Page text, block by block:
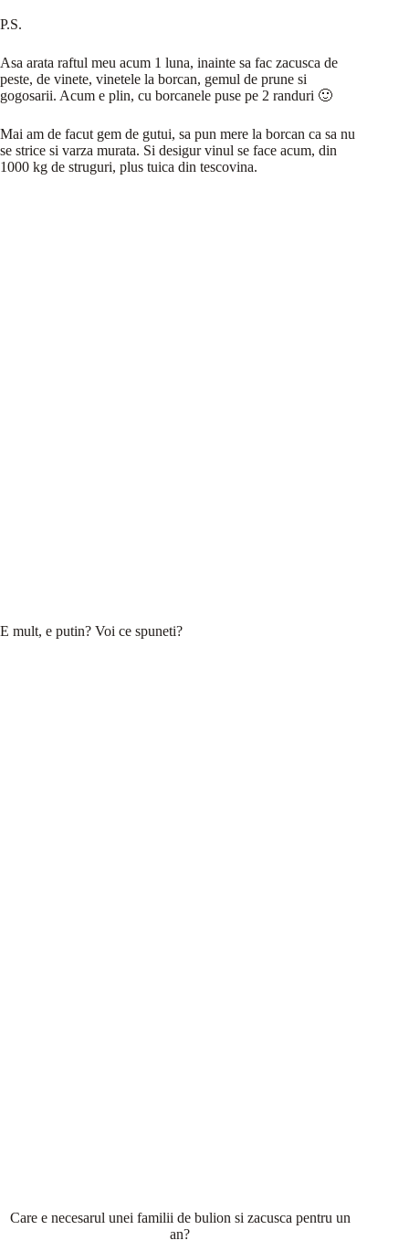
P.S.
Asa arata raftul meu acum 1 luna, inainte sa fac zacusca de
peste, de vinete, vinetele la borcan, gemul de prune si
gogosarii. Acum e plin, cu borcanele puse pe 2 randuri 🙂
Mai am de facut gem de gutui, sa pun mere la borcan ca sa nu
se strice si varza murata. Si desigur vinul se face acum, din
1000 kg de struguri, plus tuica din tescovina.
E mult, e putin? Voi ce spuneti?
Care e necesarul unei familii de bulion si zacusca pentru un
an?